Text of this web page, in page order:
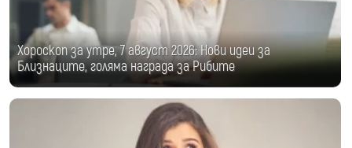
Хороскоп за утре, 7 август 2026: Нови идеи за
Близнаците, голяма награда за Рибите